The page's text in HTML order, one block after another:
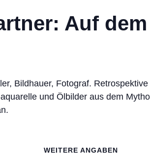
Auf
Bildhauer, Fotograf.
und Ölbilder aus dem
WEITERE ANGABEN